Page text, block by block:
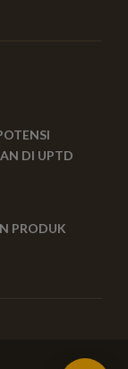
DI UPTD
PRODUK